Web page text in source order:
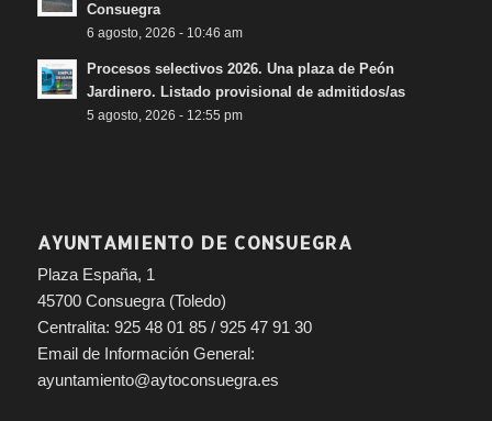
Consuegra
6 agosto, 2026 - 10:46 am
Procesos selectivos 2026. Una plaza de Peón
Jardinero. Listado provisional de admitidos/as
5 agosto, 2026 - 12:55 pm
AYUNTAMIENTO DE CONSUEGRA
Plaza España, 1
45700 Consuegra (Toledo)
Centralita: 925 48 01 85 / 925 47 91 30
Email de Información General:
ayuntamiento@aytoconsuegra.es